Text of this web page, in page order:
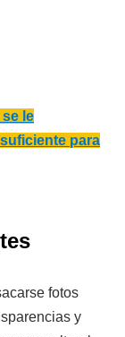
se le
para
fotos
y